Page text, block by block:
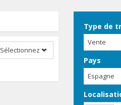
Sélectionnez
Type de
Vente
Pays
Espagne